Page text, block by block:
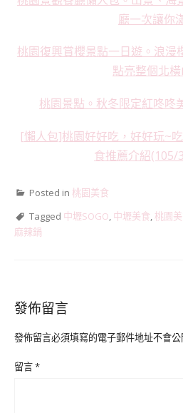
廳一次讓你
桃園復興賞櫻景點一日遊。浪漫
點亮整個北
桃園景點。秋冬限定紅咚咚
[懶人包]桃園好好吃，好好玩~
食推薦介紹(105/
Posted in 桃園美食
Tagged 中壢SOGO, 中壢美食, 桃園
麻辣鍋
發佈留言
發佈留言必須填寫的電子郵件地址不會公
留言*